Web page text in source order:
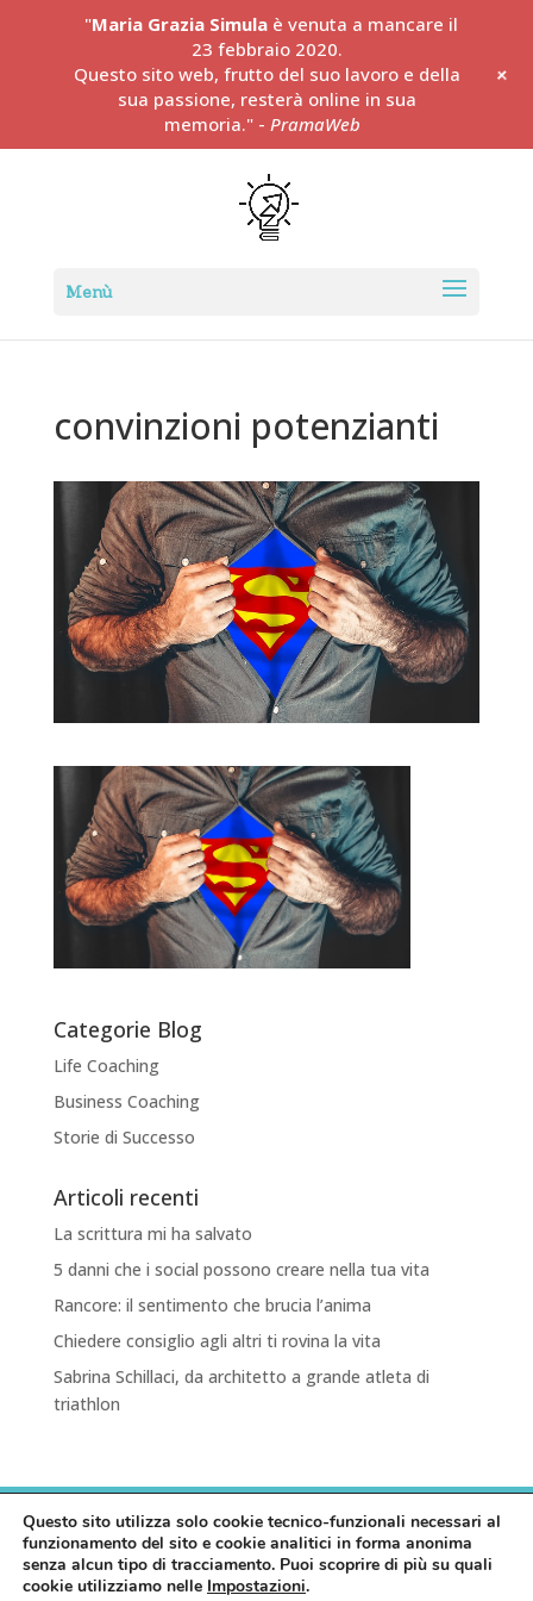
convinzioni potenzianti
Categorie Blog
Life Coaching
Business Coaching
Storie di Successo
Articoli recenti
La scrittura mi ha salvato
5 danni che i social possono creare nella tua vita
Rancore: il sentimento che brucia l’anima
Chiedere consiglio agli altri ti rovina la vita
Sabrina Schillaci, da architetto a grande atleta di
triathlon
HOME PRIVACY POLICY COOKIE POLICY
"Maria Grazia Simulaè venuta a mancare il
23 febbraio 2020.
Questo sito web, frutto del suo lavoro e della
sua passione, resterà online in sua
memoria." - PramaWeb
+
Questo sito utilizza solo cookie tecnico-funzionali necessari al
funzionamento del sito e cookie analitici in forma anonima
senza alcun tipo di tracciamento. Puoi scoprire di più su quali
cookie utilizziamo nelle Impostazioni.